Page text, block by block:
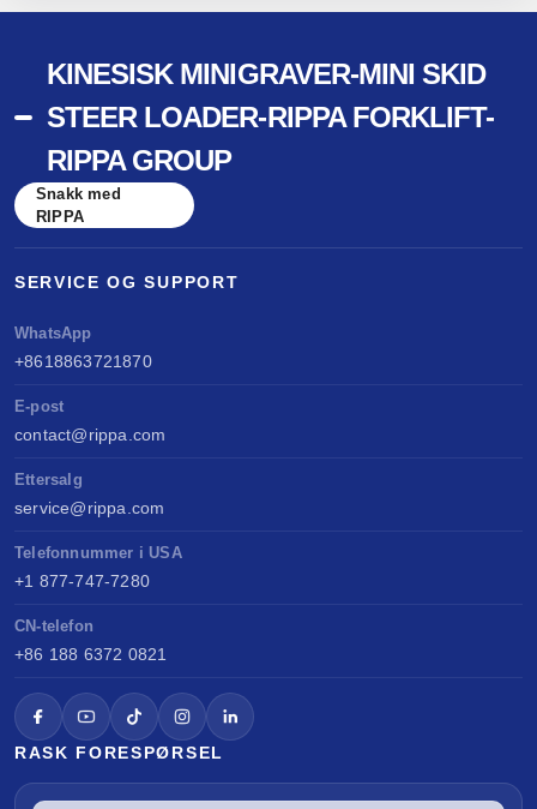
KINESISK MINIGRAVER-MINI SKID
STEER LOADER-RIPPA FORKLIFT-
RIPPA GROUP
Snakk med
RIPPA
SERVICE OG SUPPORT
WhatsApp
+8618863721870
E-post
contact@rippa.com
Ettersalg
service@rippa.com
Telefonnummer i USA
+1 877-747-7280
CN-telefon
+86 188 6372 0821
RASK FORESPØRSEL